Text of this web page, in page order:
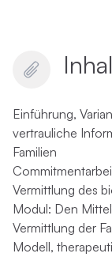
Einführung,
vertrauliche
Familien
Vermittlung des
Modul: Den
Vermittlung der
Modell,